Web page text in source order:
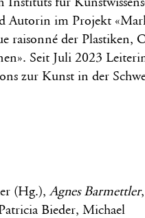
Autorin im Projekt
raisonné der Plastiken,
Seit Juli 2023
zur Kunst in der
(Hg.),Agnes Barmettler
Bieder, Michael